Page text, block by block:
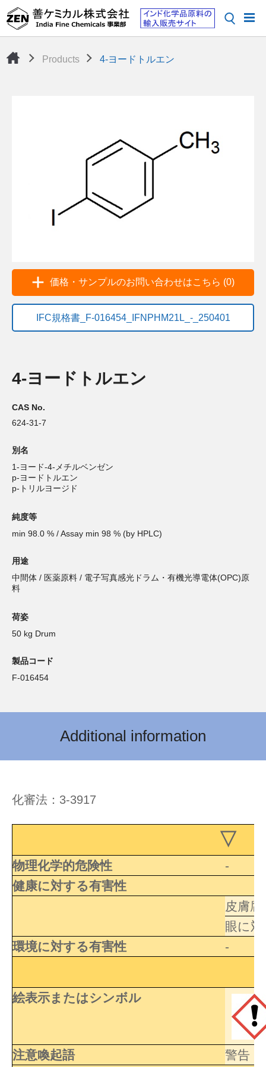
Products 4-ヨードトルエン
価格・サンプルのお問い合わせはこちら (0)
IFC規格書_F-016454_IFNPHM21L_-_250401
4-ヨードトルエン
CAS No.
624-31-7
別名
1-ヨード-4-メチルベンゼン
p-ヨードトルエン
p-トリルヨージド
純度等
min 98.0 % / Assay min 98 % (by HPLC)
用途
中間体 / 医薬原料 / 電子写真感光ドラム・有機光導電体(OPC)原
料
荷姿
50 kg Drum
製品コード
F-016454
Additional information
化審法：3-3917
▽
物理化学的危険性
-
健康に対する有害性
皮膚
眼に
環境に対する有害性
-
絵表示またはシンボル
注意喚起語 警告